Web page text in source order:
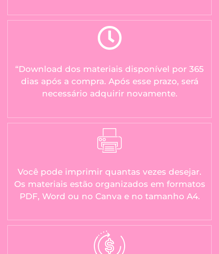
“Download dos materiais disponível por 365
dias após a compra. Após esse prazo, será
necessário adquirir novamente.
Você pode imprimir quantas vezes desejar.
Os materiais estão organizados em formatos
PDF, Word ou no Canva e no tamanho A4.